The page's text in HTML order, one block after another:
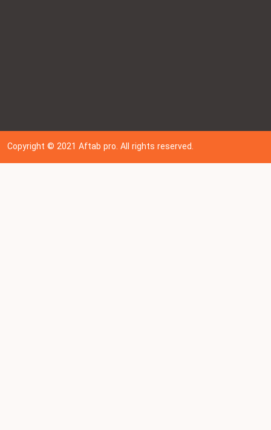
Copyright © 202 1Aftab pro. All rights reserved.